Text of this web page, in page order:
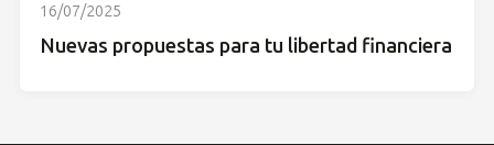
16/07/2025
Nuevas propuestas para tu libertad financiera